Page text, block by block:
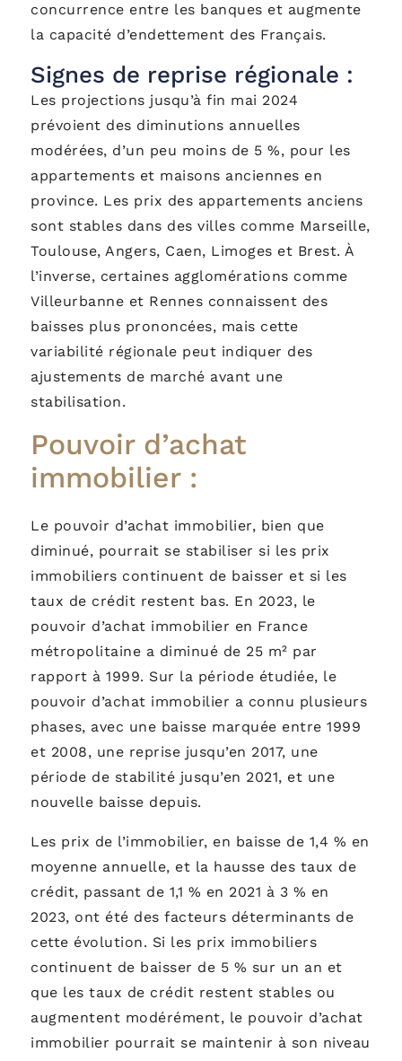
concurrence entre les banques et augmente
la capacité d’endettement des Français.
Signes de reprise régionale :
Les projections jusqu’à fin mai 2024
prévoient des diminutions annuelles
modérées, d’un peu moins de 5 %, pour les
appartements et maisons anciennes en
province. Les prix des appartements anciens
sont stables dans des villes comme Marseille,
Toulouse, Angers, Caen, Limoges et Brest. À
l’inverse, certaines agglomérations comme
Villeurbanne et Rennes connaissent des
baisses plus prononcées, mais cette
variabilité régionale peut indiquer des
ajustements de marché avant une
stabilisation.
Pouvoir d’achat
immobilier :
Le pouvoir d’achat immobilier, bien que
diminué, pourrait se stabiliser si les prix
immobiliers continuent de baisser et si les
taux de crédit restent bas. En 2023, le
pouvoir d’achat immobilier en France
métropolitaine a diminué de 25 m² par
rapport à 1999. Sur la période étudiée, le
pouvoir d’achat immobilier a connu plusieurs
phases, avec une baisse marquée entre 1999
et 2008, une reprise jusqu’en 2017, une
période de stabilité jusqu’en 2021, et une
nouvelle baisse depuis.
Les prix de l’immobilier, en baisse de 1,4 % en
moyenne annuelle, et la hausse des taux de
crédit, passant de 1,1 % en 2021 à 3 % en
2023, ont été des facteurs déterminants de
cette évolution. Si les prix immobiliers
continuent de baisser de 5 % sur un an et
que les taux de crédit restent stables ou
augmentent modérément, le pouvoir d’achat
immobilier pourrait se maintenir à son niveau